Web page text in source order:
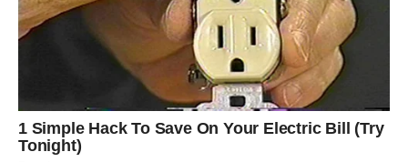
podrška postavili su temelje njihovog života, a njen doprinos
se ne može preceniti. Slavica je sačuvala porodičnu tradiciju i
vrednosti, ostajući stub koji povezuje prošlost sa sadašnjošću,
dok je njena hrabrost i otpornosti inspirisala mnoge žene koje
se suočavaju s izazovima. Njena sposobnost da se prilagodi
novim okolnostima, kao i njena posvećenost očuvanju
porodice, su karakteristike koje su je učinile snažnom figurom.